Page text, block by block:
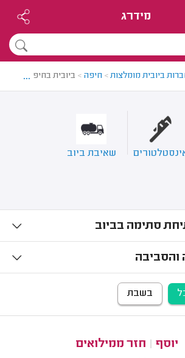
מידרג
ביובית מומלצות> חיפה > ביובית בחיפה...
שאיבת ביוב
סתימה בביוב
והסביבה
בשבת
יוסף חזר ממילואים